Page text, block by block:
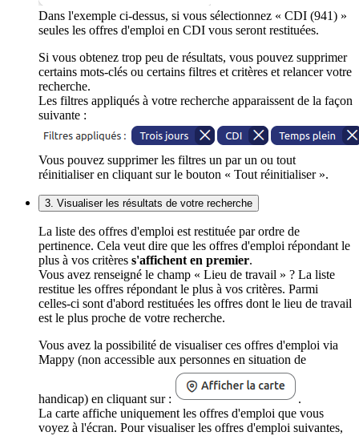
Dans l'exemple ci-dessus, si vous sélectionnez « CDI (941) »
seules les offres d'emploi en CDI vous seront restituées.
Si vous obtenez trop peu de résultats, vous pouvez supprimer
certains mots-clés ou certains filtres et critères et relancer votre
recherche.
Les filtres appliqués à votre recherche apparaissent de la façon
suivante :
Vous pouvez supprimer les filtres un par un ou tout
réinitialiser en cliquant sur le bouton « Tout réinitialiser ».
3. Visualiser les résultats de votre recherche
La liste des offres d'emploi est restituée par ordre de
pertinence. Cela veut dire que les offres d'emploi répondant le
plus à vos critères s'affichent en premier.
Vous avez renseigné le champ « Lieu de travail » ? La liste
restitue les offres répondant le plus à vos critères. Parmi
celles-ci sont d'abord restituées les offres dont le lieu de travail
est le plus proche de votre recherche.
Vous avez la possibilité de visualiser ces offres d'emploi via
Mappy (non accessible aux personnes en situation de
handicap) en cliquant sur :
.
La carte affiche uniquement les offres d'emploi que vous
voyez à l'écran. Pour visualiser les offres d'emploi suivantes,